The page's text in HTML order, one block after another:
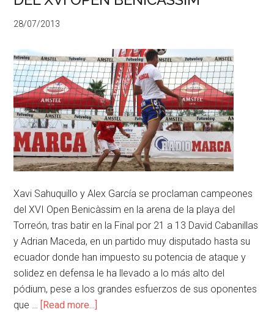
28/07/2013
Xavi Sahuquillo y Alex García se proclaman campeones
del XVI Open Benicàssim en la arena de la playa del
Torreón, tras batir en la Final por 21 a 13 David Cabanillas
y Adrian Maceda, en un partido muy disputado hasta su
ecuador donde han impuesto su potencia de ataque y
solidez en defensa le ha llevado a lo más alto del
pódium, pese a los grandes esfuerzos de sus oponentes
que … [Read more...]